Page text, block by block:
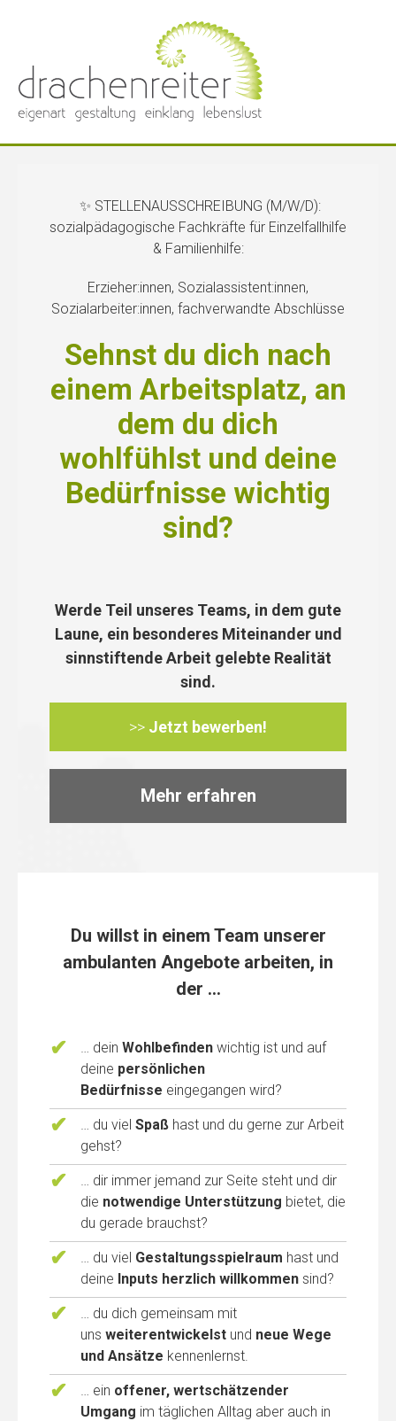
✨ STELLENAUSSCHREIBUNG (M/W/D):
sozialpädagogische Fachkräfte für Einzelfallhilfe
& Familienhilfe:
Erzieher:innen, Sozialassistent:innen,
Sozialarbeiter:innen, fachverwandte Abschlüsse
Sehnst du dich nach
einem Arbeitsplatz, an
dem du dich
wohlfühlst und deine
Bedürfnisse wichtig
sind?
Werde Teil unseres Teams, in dem gute
Laune, ein besonderes Miteinander und
sinnstiftende Arbeit gelebte Realität
sind.
>> Jetzt bewerben!
Mehr erfahren
Du willst in einem Team unserer
ambulanten Angebote arbeiten, in
der …
… deinWohlbefinden wichtig ist und auf
deine persönlichen
Bedürfnisse eingegangen wird?
… du vielSpaß hast und du gerne zur Arbeit
gehst?
… dir immer jemand zur Seite steht und dir
die notwendige Unterstützung bietet, die
du gerade brauchst?
… du viel Gestaltungsspielraum hast und
deine Inputs herzlich willkommen sind?
… du dich gemeinsam mit
unsweiterentwickelst und neue Wege
und Ansätze kennenlernst.
… ein offener, wertschätzender
Umgang im täglichen Alltag aber auch in